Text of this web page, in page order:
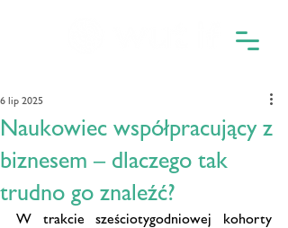
Naukowiec współpracujący z
biznesem – dlaczego tak
trudno go znaleźć?
6 lip 2025
W trakcie sześciotygodniowej kohorty